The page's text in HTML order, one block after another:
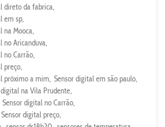
direto da fabrica
em sp
na Mooca
no Aricanduva
no Carrão
preço
próximo a mim Sensor digital em são paulo
na Vila Prudente
Sensor digital no Carrão
Sensor digital preço